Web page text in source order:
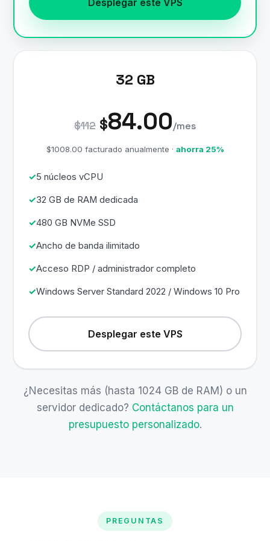
32 GB
$112 $84.00/mes
$1008.00 facturado anualmente · ahorra 25%
5 núcleos vCPU
32 GB de RAM dedicada
480 GB NVMe SSD
Ancho de banda ilimitado
Acceso RDP / administrador completo
Windows Server Standard 2022 / Windows 10 Pro
Desplegar este VPS
¿Necesitas más (hasta 1024 GB de RAM) o un
servidor dedicado? Contáctanos para un
presupuesto personalizado.
PREGUNTAS